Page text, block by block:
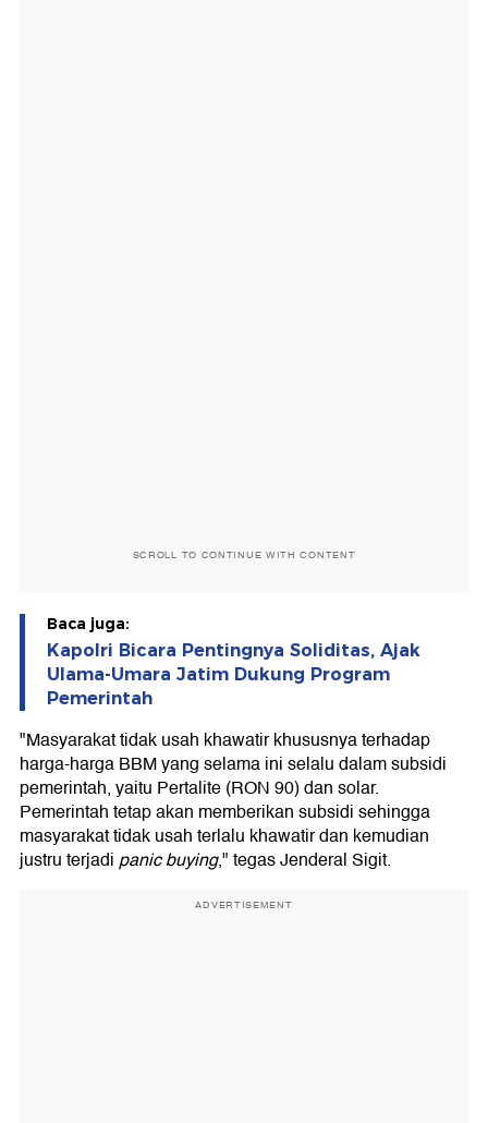
SCROLL TO CONTINUE WITH CONTENT
Baca juga:
Kapolri Bicara Pentingnya Soliditas, Ajak
Ulama-Umara Jatim Dukung Program
Pemerintah
"Masyarakat tidak usah khawatir khususnya terhadap
harga-harga BBM yang selama ini selalu dalam subsidi
pemerintah, yaitu Pertalite (RON 90) dan solar.
Pemerintah tetap akan memberikan subsidi sehingga
masyarakat tidak usah terlalu khawatir dan kemudian
justru terjadipanic buying," tegas Jenderal Sigit.
ADVERTISEMENT